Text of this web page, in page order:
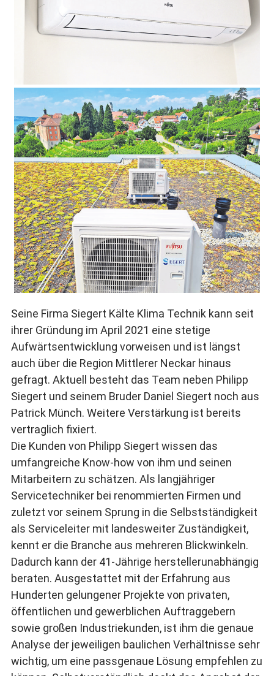
Die Firma Siegert ist landesweit gefragt. Foto: Siegert
Seine Firma Siegert Kälte Klima Technik kann seit
ihrer Gründung im April 2021 eine stetige
Aufwärtsentwicklung vorweisen und ist längst
auch über die Region Mittlerer Neckar hinaus
gefragt. Aktuell besteht das Team neben Philipp
Siegert und seinem Bruder Daniel Siegert noch aus
Patrick Münch. Weitere Verstärkung ist bereits
vertraglich fixiert.
Die Kunden von Philipp Siegert wissen das
umfangreiche Know-how von ihm und seinen
Mitarbeitern zu schätzen. Als langjähriger
Servicetechniker bei renommierten Firmen und
zuletzt vor seinem Sprung in die Selbstständigkeit
als Serviceleiter mit landesweiter Zuständigkeit,
kennt er die Branche aus mehreren Blickwinkeln.
Dadurch kann der 41-Jährige herstellerunabhängig
beraten. Ausgestattet mit der Erfahrung aus
Hunderten gelungener Projekte von privaten,
öffentlichen und gewerblichen Auftraggebern
sowie großen Industriekunden, ist ihm die genaue
Analyse der jeweiligen baulichen Verhältnisse sehr
wichtig, um eine passgenaue Lösung empfehlen zu